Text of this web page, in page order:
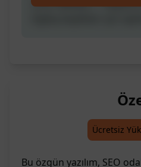
Uzun Makale |
Ücretsiz
Bu özgün yazılım, SEO